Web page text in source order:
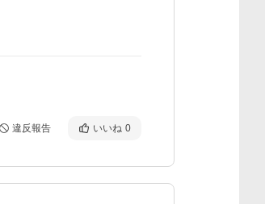
違反報告 いいね 0